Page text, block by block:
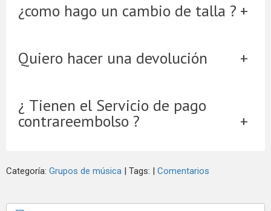
¿como hago un cambio de talla ?
Quiero hacer una devolución
¿ Tienen el Servicio de pago
contrareembolso ?
Categoría: Grupos de música Tags: Comentarios